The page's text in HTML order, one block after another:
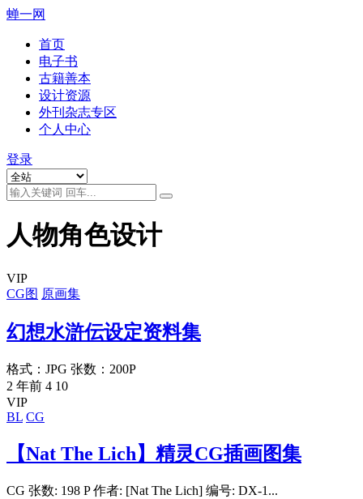
蝉一网
首页
电子书
古籍善本
设计资源
外刊杂志专区
个人中心
登录
人物角色设计
VIP
CG图 原画集
幻想水滸伝设定资料集
格式：JPG 张数：200P
2 年前 4 10
VIP
BL CG
【Nat The Lich】精灵CG插画图集
CG 张数: 198 P 作者: [Nat The Lich] 编号: DX-1...